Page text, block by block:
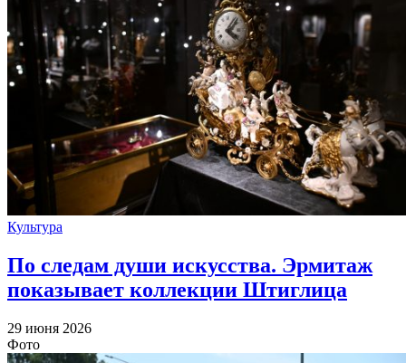
Культура
По следам души искусства. Эрмитаж
показывает коллекции Штиглица
29 июня 2026
Фото